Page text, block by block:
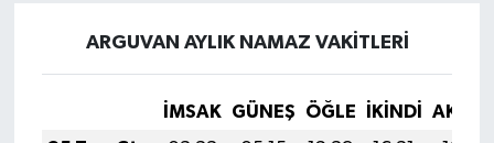
ARGUVAN AYLIK NAMAZ VAKITLERI
İMSAK GÜNEŞ ÖĞLE İKINDI